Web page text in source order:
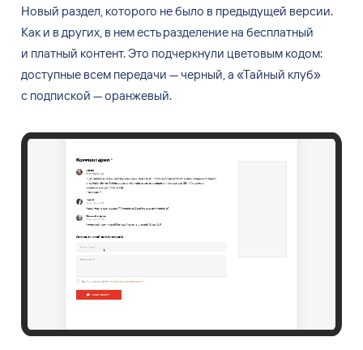
Новый раздел, которого небыло в предыдущей версии.
Как и в других, в нем есть разделение на бесплатный
и платный контент. Это подчеркнули цветовым кодом:
доступные всем передачи — черный, а «Тайный клуб»
с подпиской — оранжевый.